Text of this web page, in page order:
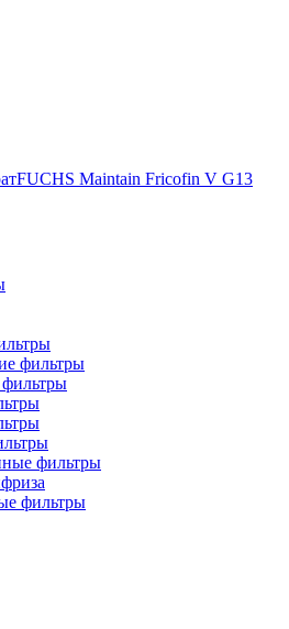
FUCHS Maintain Fricofin V G13
фильтры
фильтры
фильтры